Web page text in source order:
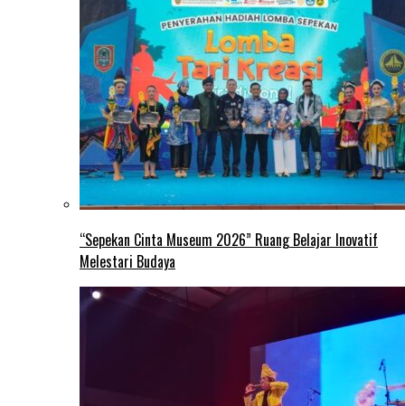
“Sepekan Cinta Museum 2026” Ruang Belajar Inovatif
Melestari Budaya